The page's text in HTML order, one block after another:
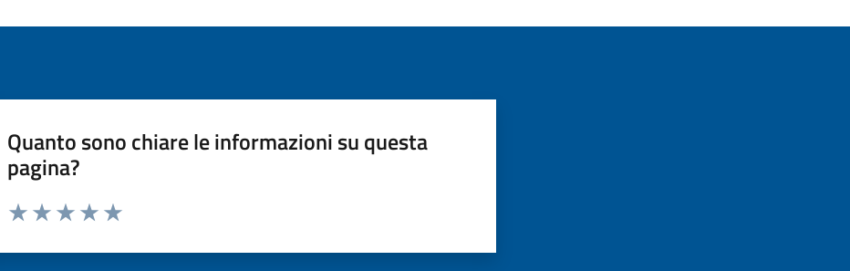
Quanto sono chiare le informazioni su questa
pagina?
Valuta da 1 a 5 stelle la pagina